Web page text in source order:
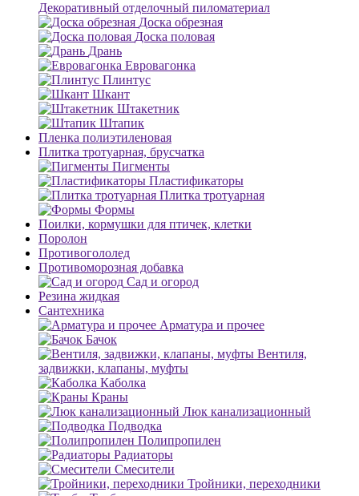
Декоративный отделочный пиломатериал
Доска обрезная
Доска половая
Дрань
Евровагонка
Плинтус
Шкант
Штакетник
Штапик
Пленка полиэтиленовая
Плитка тротуарная, брусчатка
Пигменты
Пластификаторы
Плитка тротуарная
Формы
Поилки, кормушки для птичек, клетки
Поролон
Противогололед
Противоморозная добавка
Сад и огород
Резина жидкая
Сантехника
Арматура и прочее
Бачок
Вентиля,
задвижки, клапаны, муфты
Каболка
Краны
Люк канализационный
Подводка
Полипропилен
Радиаторы
Смесители
Тройники, переходники